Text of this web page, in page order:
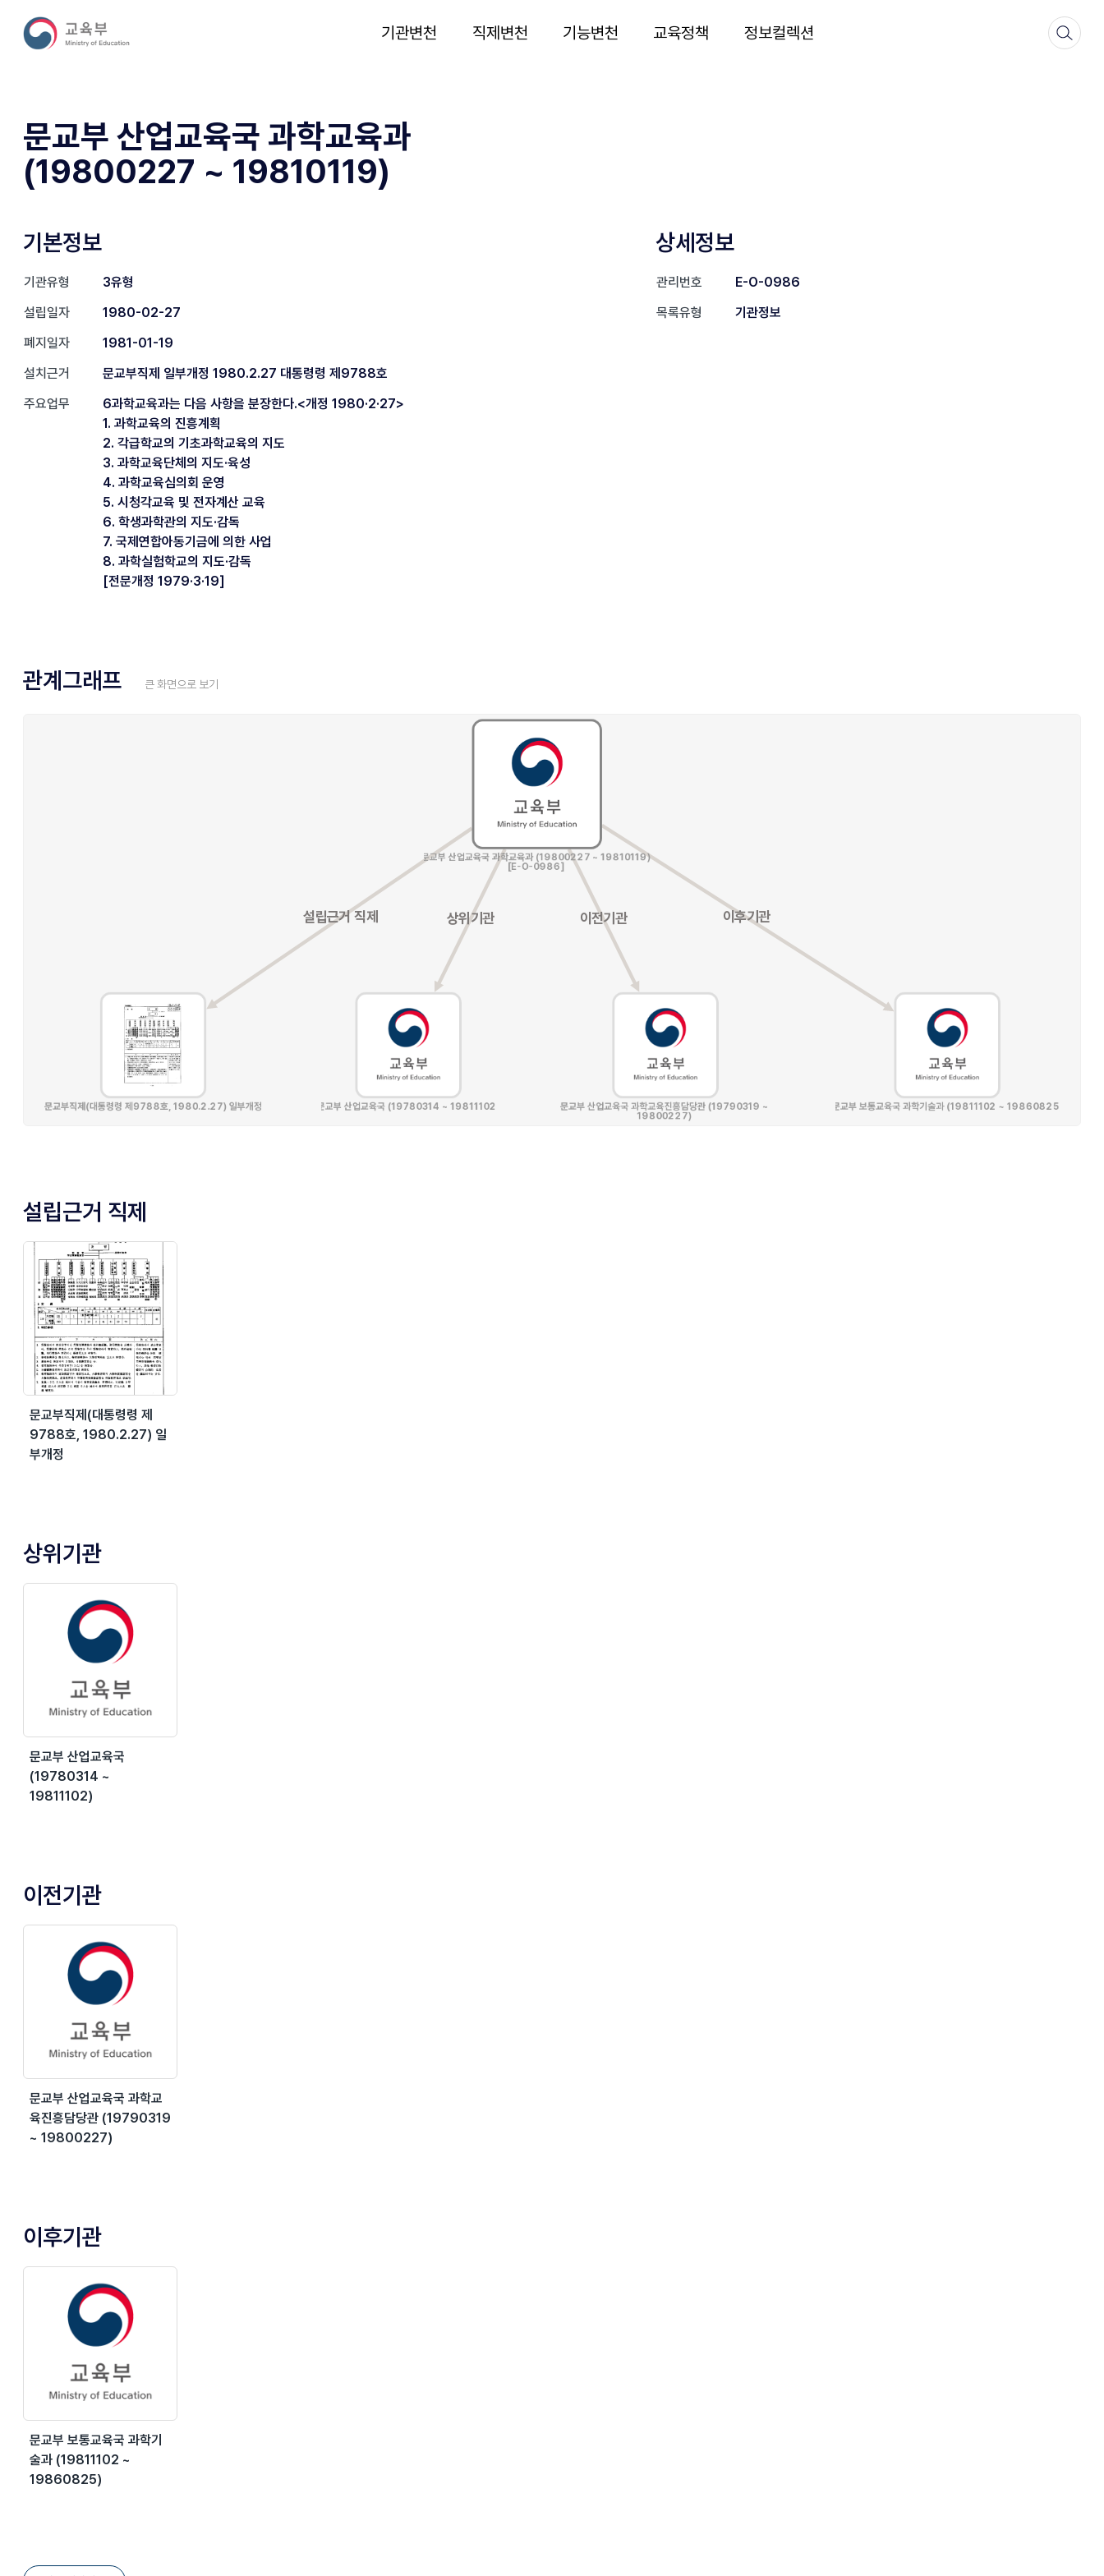
기관변천 직제변천 기능변천 교육정책 정보컬렉션
문교부 산업교육국 과학교육과
(19800227 ~ 19810119)
기본정보
기관유형
3유형
설립일자
1980-02-27
폐지일자
1981-01-19
설치근거
문교부직제 일부개정 1980.2.27 대통령령 제9788호
주요업무
6과학교육과는 다음 사항을 분장한다.<개정 1980·2·27>
1. 과학교육의 진흥계획
2. 각급학교의 기초과학교육의 지도
3. 과학교육단체의 지도·육성
4. 과학교육심의회 운영
5. 시청각교육 및 전자계산 교육
6. 학생과학관의 지도·감독
7. 국제연합아동기금에 의한 사업
8. 과학실험학교의 지도·감독
[전문개정 1979·3·19]
상세정보
관리번호
E-O-0986
목록유형
기관정보
관계그래프 큰 화면으로 보기
설립근거 직제
문교부직제(대통령령 제
9788호, 1980.2.27) 일
부개정
상위기관
문교부 산업교육국
(19780314 ~
19811102)
이전기관
문교부 산업교육국 과학교
육진흥담당관 (19790319
~ 19800227)
이후기관
문교부 보통교육국 과학기
술과 (19811102 ~
19860825)